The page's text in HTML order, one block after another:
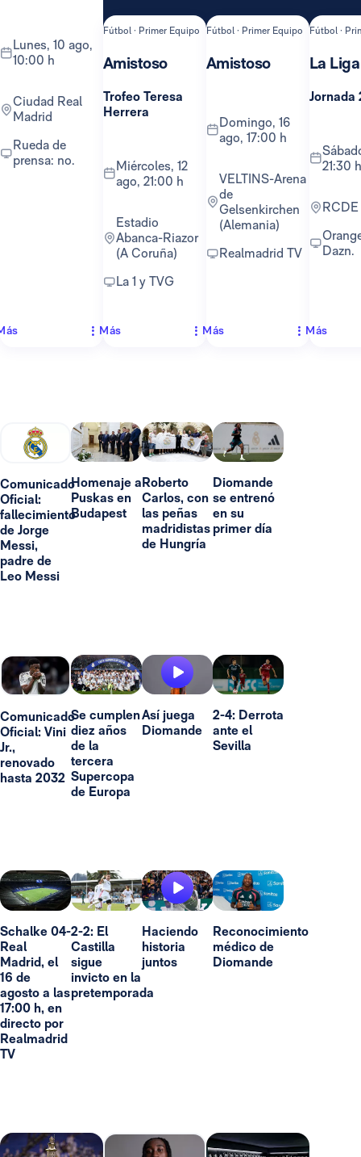
lunes, 10 ago,
10:00 h
Ciudad Real
Madrid
Rueda de
prensa: no.
Fútbol · Primer Equipo
Amistoso
Trofeo Teresa
Herrera
miércoles, 12
ago, 21:00 h
Estadio
Abanca-Riazor
(A Coruña)
La 1 y TVG
Más
Fútbol · Primer Equipo
Amistoso
domingo, 16
ago, 17:00 h
VELTINS-Arena
de
Gelsenkirchen
(Alemania)
Realmadrid TV
Más
Fútbol ·
La Liga
Jornada
sábado, 22 ago,
21:30 h
Orange TV y
Dazn.
Más
Comunicado
Oficial:
fallecimiento
de Jorge
Messi,
padre de
Leo Messi
Homenaje a
Puskas en
Budapest
Roberto
Carlos, con
las peñas
madridistas
de Hungría
Diomande
se entrenó
en su
primer día
Comunicado
Oficial: Vini
Jr.,
renovado
hasta 2032
Se cumplen
diez años
de la
tercera
Supercopa
de Europa
Así juega
Diomande
2-4: Derrota
ante el
Sevilla
Schalke 04-
Real
Madrid, el
16 de
agosto a las
17:00 h, en
directo por
Realmadrid
TV
2-2: El
Castilla
sigue
invicto en la
pretemporada
Haciendo
historia
juntos
Reconocimiento
médico de
Diomande